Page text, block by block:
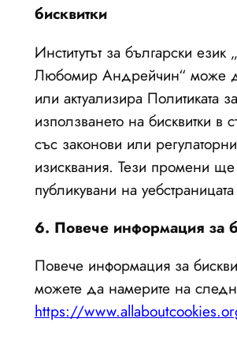
бисквитки
Институтът за български
Любомир Андрейчин“ може
или актуализира Политиката за
използването на бисквитки в
със законови или регулаторни
изисквания. Тези промени
публикувани на
6. Повече информация за
Повече информация за
можете да намерите на
https://